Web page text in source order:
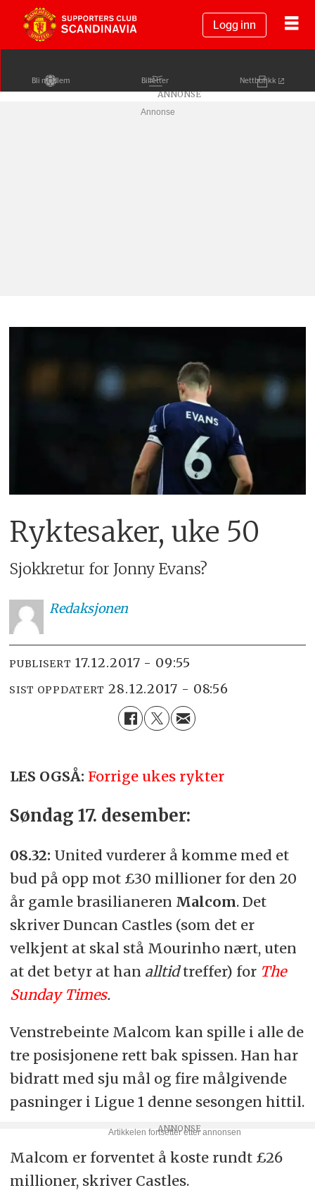
Logg inn
Bli medlem Billetter Nettbutikk
Annonse
Ryktesaker, uke 50
Sjokkretur for Jonny Evans?
Redaksjonen
PUBLISERT 17.12.2017 - 09:55
SIST OPPDATERT 28.12.2017 - 08:56
LES OGSÅ: Forrige ukes rykter
Søndag 17. desember:
08.32: United vurderer å komme med et
bud på opp mot £30 millioner for den 20
år gamle brasilianeren Malcom. Det
skriver Duncan Castles (som det er
velkjent at skal stå Mourinho nært, uten
at det betyr at han alltidtreffer) for The
Sunday Times.
Venstrebeinte Malcom kan spille i alle de
tre posisjonene rett bak spissen. Han har
bidratt med sju mål og fire målgivende
pasninger i Ligue 1 denne sesongen hittil.
Malcom er forventet å koste rundt £26
millioner, skriver Castles.